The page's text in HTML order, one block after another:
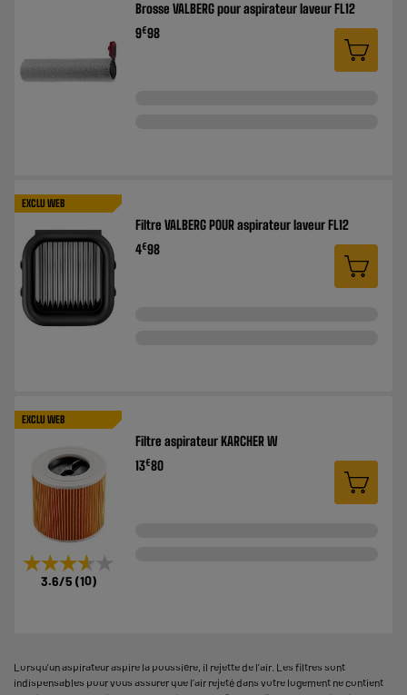
Brosse VALBERG pour aspirateur laveur FL12
9€98
EXCLU WEB
Filtre VALBERG POUR aspirateur laveur FL12
4€98
EXCLU WEB
★★★★★
★★★★★
3.6/5 (10)
Filtre aspirateur KARCHER W
13€80
Lorsqu’un aspirateur aspire la poussière, il rejette de l’air. Les filtres sont
indispensables pour vous assurer que l’air rejeté dans votre logement ne contient